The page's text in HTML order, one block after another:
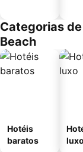
Categorias
Beach
Hotéis
baratos
luxo